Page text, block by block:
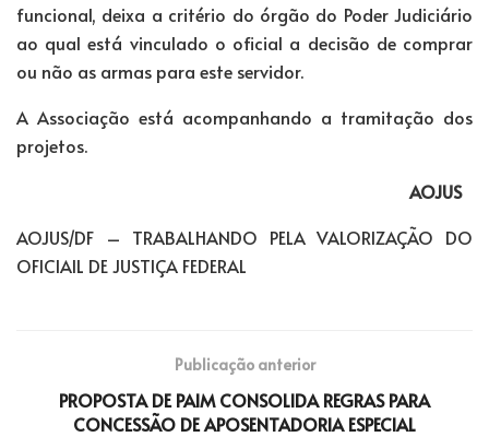
funcional, deixa a critério do órgão do Poder Judiciário
ao qual está vinculado o oficial a decisão de comprar
ou não as armas para este servidor.
A Associação está acompanhando a tramitação dos
projetos.
AOJUS
AOJUS/DF – TRABALHANDO PELA VALORIZAÇÃO DO
OFICIAIL DE JUSTIÇA FEDERAL
Publicação anterior
PROPOSTA DE PAIM CONSOLIDA REGRAS PARA
CONCESSÃO DE APOSENTADORIA ESPECIAL